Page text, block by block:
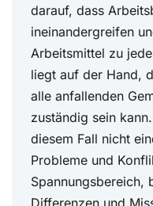
darauf, dass
ineinandergreifen
Arbeitsmittel zu
liegt auf der Hand,
alle anfallenden
zuständig sein
diesem Fall nicht
Probleme und
Spannungsbereich,